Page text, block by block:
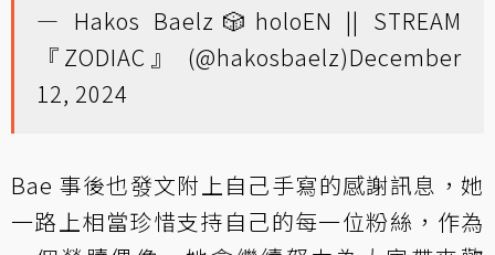
— Hakos Baelz🎲holoEN || STREAM
『ZODIAC』 (@hakosbaelz)December
12, 2024
Bae 事後也發文附上自己手寫的感謝訊息，她
一路上相當珍惜支持自己的每一位粉絲，作為